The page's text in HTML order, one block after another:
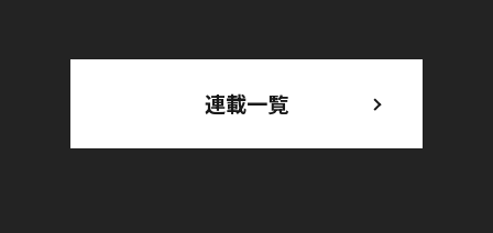
連載一覧